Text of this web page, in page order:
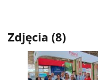
Zdjęcia (8)